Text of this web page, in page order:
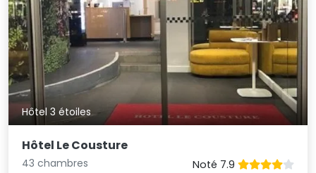
Hôtel 3 étoiles
Hôtel Le Cousture
43 chambres
Noté 7.9